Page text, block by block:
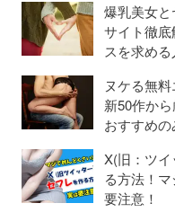
爆乳美女
サイト徹
スを求める
ヌケる無
新50作か
おすすめの
X(旧：ツ
る方法！
要注意！